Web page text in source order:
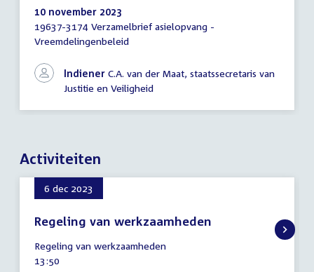
Brief
regering
10 november 2023
19637-3174 Verzamelbrief asielopvang -
Vreemdelingenbeleid
Indiener C.A. van der Maat, staatssecretaris van
Justitie en Veiligheid
Activiteiten
6 dec 2023
Regeling van werkzaamheden
december
2023
Regeling van werkzaamheden
Tijd
13:50